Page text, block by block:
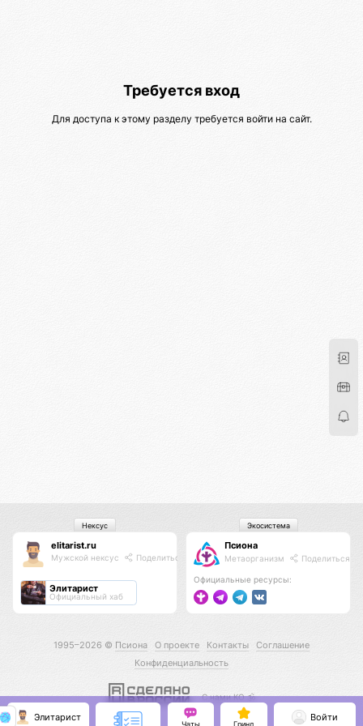
Требуется вход
Для доступа к этому разделу требуется войти на сайт.
elitarist.ru
Мужской нексус Поделиться
Элитарист
Официальный хаб
Нексус
Псиона
Метаорганизм Поделиться
Официальные ресурсы:
Экосистема
1995–2026 © Псиона О проекте Контакты
Соглашение
Конфиденциальность
С нами КО 🕉️
Элитарист
Чаты Гринд
Войти